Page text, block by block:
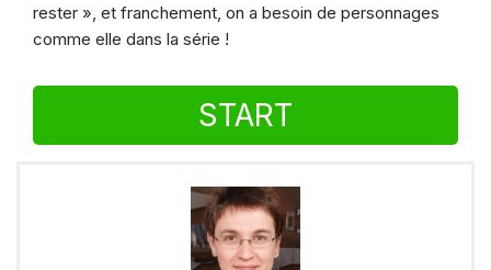
rester », et franchement, on a besoin de personnages
comme elle dans la série !
START